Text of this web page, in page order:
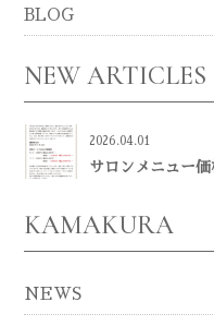
BLOG
NEW ARTICLES
2026.04.01
サロンメニュー
KAMAKURA
NEWS